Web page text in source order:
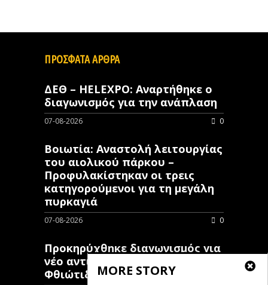
MORE STORY
ΠΡΟΣΦΑΤΑ ΑΡΘΡΑ
ΔΕΘ – HELEXPO: Αναρτήθηκε ο
διαγωνισμός για την ανάπλαση
07-08-2026 0
Βοιωτία: Αναστολή λειτουργίας
του αιολικού πάρκου –
Προφυλακίστηκαν οι τρεις
κατηγορούμενοι για τη μεγάλη
πυρκαγιά
07-08-2026 0
Προκηρύχθηκε διαγωνισμός για
νέo αντιπλημμυρικό έργο στη
Φθιώτιδα